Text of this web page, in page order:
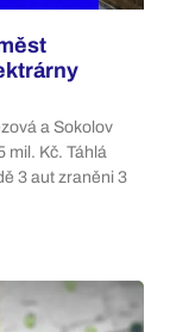
a Sokolov
mil. Kč. Táhlá
3 aut zraněni 3